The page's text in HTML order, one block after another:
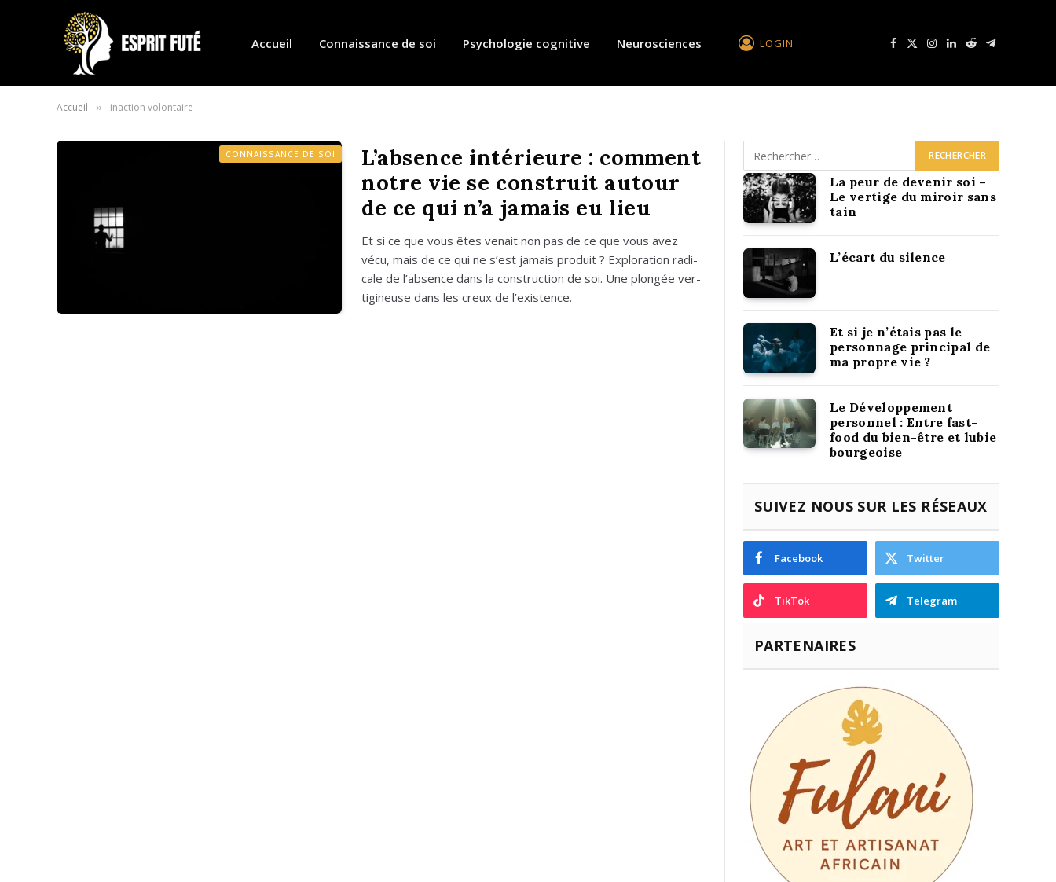
Accueil Connaissance de soi Psychologie cognitive Neurosciences LOGIN Facebook
X Instagram
LinkedIn
RedditTélégramme
Accueil » inaction volontaire
CONNAISSANCE DE SOI
L’absence intérieure : comment
notre vie se construit autour
de ce qui n’a jamais eu lieu
Et si ce que vous êtes venait non pas de ce que vous avez
vécu, mais de ce qui ne s’est jamais pro­duit ? Explo­ra­tion radi­
cale de l’absence dans la construc­tion de soi. Une plon­gée ver­
ti­gi­neuse dans les creux de l’existence.
La peur de devenir soi –
Le vertige du miroir sans
tain
L’écart du silence
Et si je n’étais pas le
personnage principal de
ma propre vie ?
Le Développement
personnel : Entre fast-
food du bien-être et lubie
bourgeoise
SUIVEZ NOUS SUR LES RÉSEAUX
Facebook Twitter
TikTok Telegram
PARTENAIRES